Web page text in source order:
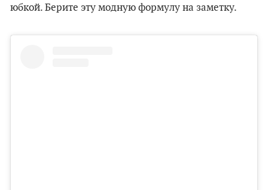
юбкой. Берите эту модную формулу на заметку.